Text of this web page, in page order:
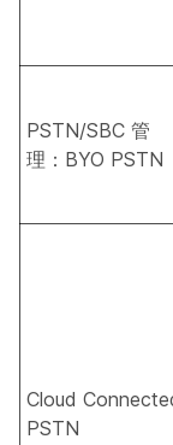
PSTN/SBC 管
理：BYO PSTN
Cloud
PSTN